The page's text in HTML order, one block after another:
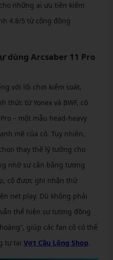
những ai ưu tiên kiểm
4.8/5 từ cộng đồng
dùng Arcsaber 11 Pro
với lối chơi kiểm soát,
thức từ Yonex và BWF, cô
– một mẫu head-heavy
mẽ của cô. Tuy nhiên,
thay thế lý tưởng cho
nhờ sự cân bằng tương
cô được ghi nhận thử
net play. Dù không phải
thể hiện sự tương đồng
giúp các fan cô có thể
tự tại Vợt Cầu Lông Shop.